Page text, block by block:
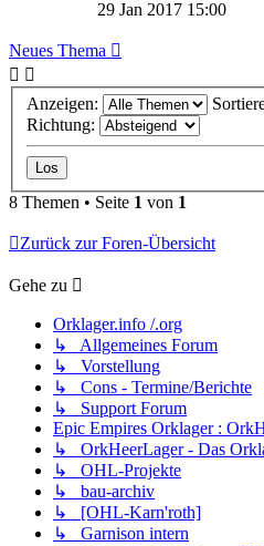
29 Jan 2017 15:00
Neues Thema
Anzeigen:
Richtung:
8 Themen • Seite 1 von 1
Zurück zur Foren-Übersicht
Gehe zu
Orklager.info /.org
↳ Allgemeines Forum
↳ Vorstellung
↳ Cons - Termine/Berichte
↳ Support Forum
Epic Empires Orklager :
↳ OrkHeerLager - Das
↳ OHL-Projekte
↳ bau-archiv
↳ [OHL-Karn'roth]
↳ Garnison intern